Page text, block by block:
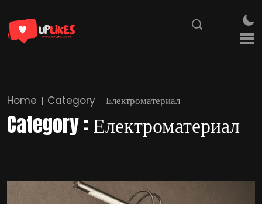
Home Category Електроматериал
Category : Електроматериал